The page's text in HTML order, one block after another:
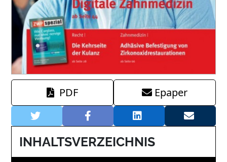
PDF Epaper
INHALTSVERZEICHNIS